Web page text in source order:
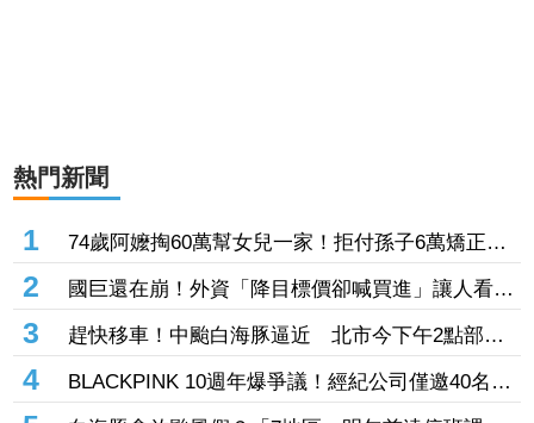
熱門新聞
1
74歲阿嬤掏60萬幫女兒一家！拒付孫子6萬矯正
費 2個月幾乎斷聯
2
國巨還在崩！外資「降目標價卻喊買進」讓人看
傻 達人「3指標」分析：估值合理修正
3
趕快移車！中颱白海豚逼近 北市今下午2點部分
水門只出不進「晚間8點關閉」
4
BLACKPINK 10週年爆爭議！經紀公司僅邀40名粉
絲同樂 Jisoo親道歉：心情很沉重